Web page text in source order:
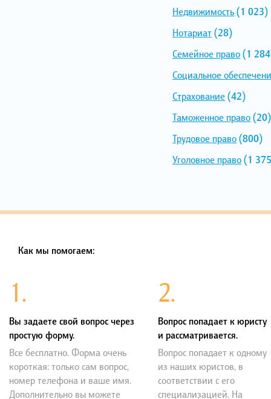
Недвижимость(1 023)
Нотариат(28)
Семейное право(1
Социальное
Страхование (42)
Таможенное право(20)
Трудовое право(800)
Уголовное право(1
Как мы помогаем:
1.
Вы задаете свой вопрос через
простую форму.
Все бесплатно. Форма очень
короткая: только сам вопрос,
номер телефона и ваше имя.
Дополнительно вы можете
2.
Вопрос попадает к юристу
и рассматривается.
Вопрос попадает к одному
из наших юристов, в
соответствии с его
специализацией. На